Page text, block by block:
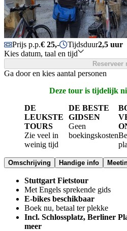
Prijs p.p.€ 25,- Tijdsduur2,5 uur
Kies datum, taal en tijd
Reserveer
Ga door en kies aantal personen
Deze tour is tijdelijk
DE
LEUKSTE
TOURS
Zie veel in
weinig tijd
DE BESTE
GIDSEN
Geen
boekingskosten
Omschrijving Handige info
Stuttgart Fietstour
Met Engels sprekende gids
E-bikes beschikbaar
Boek nu, betaal ter plekke
Incl. Schlossplatz, Berliner
meer